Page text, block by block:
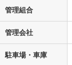
管理組合
管理会社
駐車場・車庫